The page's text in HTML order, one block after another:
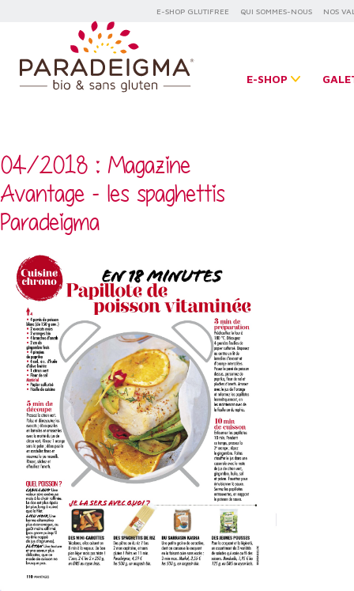
E-SHOP GLUTIFREE QUI SOMMES-NOUS NOS
E-SHOP
04/2018 : Magazine
Avantage - les spaghettis
Paradeigma